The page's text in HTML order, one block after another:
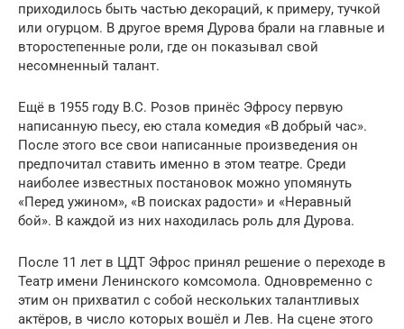
приходилось быть частью декораций, к примеру, тучкой
или огурцом. В другое время Дурова брали на главные и
второстепенные роли, где он показывал свой
несомненный талант.
Ещё в 1955 году В.С. Розов принёс Эфросу первую
написанную пьесу, ею стала комедия «В добрый час».
После этого все свои написанные произведения он
предпочитал ставить именно в этом театре. Среди
наиболее известных постановок можно упомянуть
«Перед ужином», «В поисках радости» и «Неравный
бой». В каждой из них находилась роль для Дурова.
После 11 лет в ЦДТ Эфрос принял решение о переходе в
Театр имени Ленинского комсомола. Одновременно с
этим он прихватил с собой нескольких талантливых
актёров, в число которых вошёл и Лев. На сцене этого